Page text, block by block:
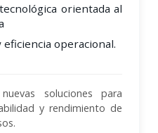
orientada al
operacional.
soluciones para
y rendimiento de